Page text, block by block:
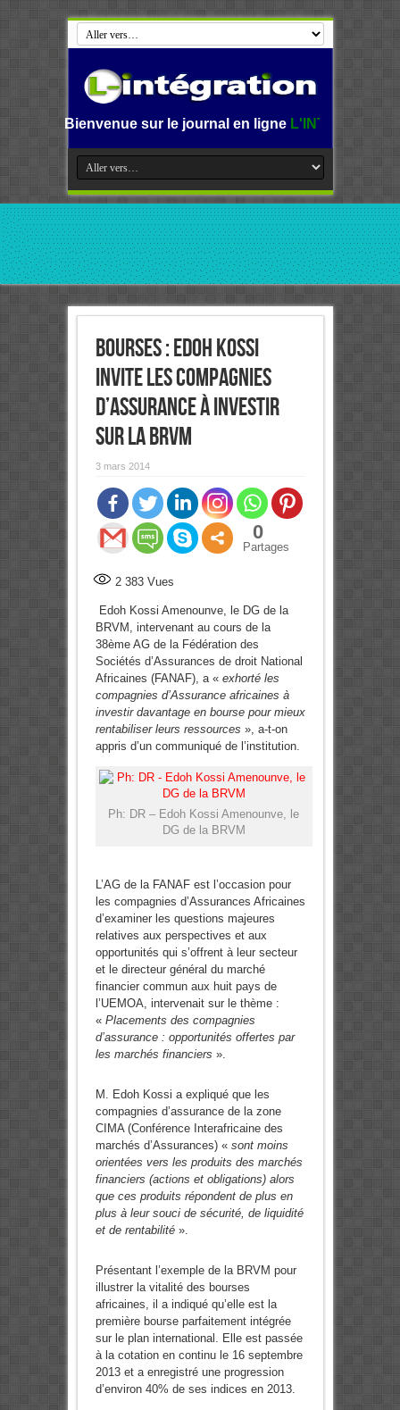
sur le journal en ligneL'INTEGRATION. L'information
Bourses : Edoh Kossi
invite les compagnies
d’assurance à investir
sur la BRVM
3 mars 2014
0
Partages
2 383Vues
Edoh Kossi Amenounve, le DG de la
BRVM, intervenant au cours de la
38ème AG de la Fédération des
Sociétés d’Assurances de droit National
Africaines (FANAF), a « exhorté les
compagnies d’Assurance africaines à
investir davantage en bourse pour mieux
rentabiliser leurs ressources », a-t-on
appris d’un communiqué de l’institution.
Ph: DR – Edoh Kossi Amenounve, le
DG de la BRVM
L’AG de la FANAF est l’occasion pour
les compagnies d’Assurances Africaines
d’examiner les questions majeures
relatives aux perspectives et aux
opportunités qui s’offrent à leur secteur
et le directeur général du marché
financier commun aux huit pays de
l’UEMOA, intervenait sur le thème :
« Placements des compagnies
d’assurance : opportunités offertes par
les marchés financiers ».
M. Edoh Kossi a expliqué que les
compagnies d’assurance de la zone
CIMA (Conférence Interafricaine des
marchés d’Assurances) « sont moins
orientées vers les produits des marchés
financiers (actions et obligations) alors
que ces produits répondent de plus en
plus à leur souci de sécurité, de liquidité
et de rentabilité».
Présentant l’exemple de la BRVM pour
illustrer la vitalité des bourses
africaines, il a indiqué qu’elle est la
première bourse parfaitement intégrée
sur le plan international. Elle est passée
à la cotation en continu le 16 septembre
2013 et a enregistré une progression
d’environ 40% de ses indices en 2013.